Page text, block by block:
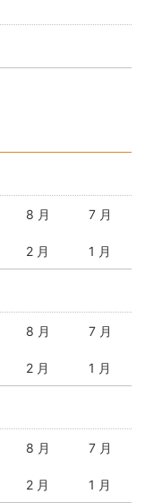
8 月 7 月
2 月 1 月
8 月 7 月
2 月 1 月
8 月 7 月
2 月 1 月